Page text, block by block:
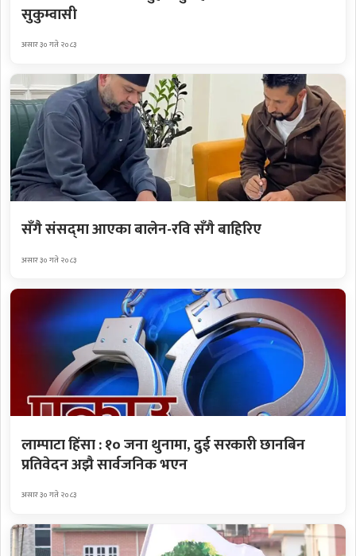
सुकुम्वासी
असार ३० गते २०८३
सँगै संसद्‌मा आएका बालेन-रवि सँगै बाहिरिए
असार ३० गते २०८३
लाम्पाटा हिंसा : १० जना थुनामा, दुई सरकारी छानबिन
प्रतिवेदन अझै सार्वजनिक भएन
असार ३० गते २०८३